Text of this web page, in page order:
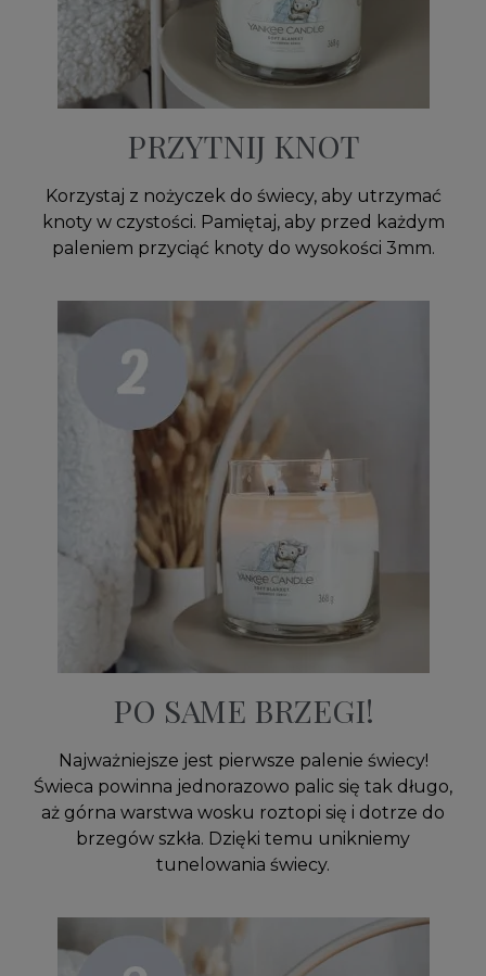
PRZYTNIJ KNOT
Korzystaj z nożyczek do świecy, aby utrzymać
knoty w czystości. Pamiętaj, aby przed każdym
paleniem przyciąć knoty do wysokości 3mm.
PO SAME BRZEGI!
Najważniejsze jest pierwsze palenie świecy!
Świeca powinna jednorazowo palic się tak długo,
aż górna warstwa wosku roztopi się i dotrze do
brzegów szkła. Dzięki temu unikniemy
tunelowania świecy.